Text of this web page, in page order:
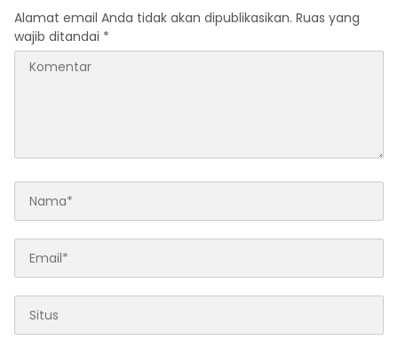
Alamat email Anda tidak akan dipublikasikan. Ruas yang
wajib ditandai *